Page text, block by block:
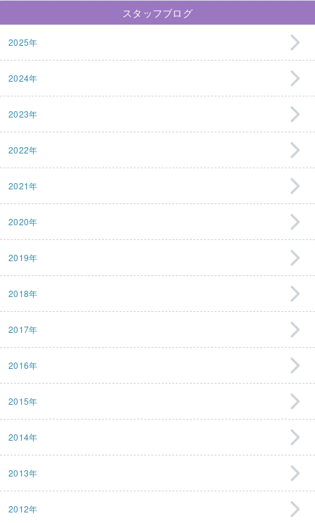
スタッフブログ
2025年
2024年
2023年
2022年
2021年
2020年
2019年
2018年
2017年
2016年
2015年
2014年
2013年
2012年